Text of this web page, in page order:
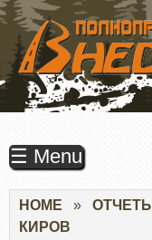
ПЕРЕЙТИ
ОСНОВНОМУ
СОДЕРЖАНИЮ
☰ Menu
Строка
навигации
HOME ОТЧЕТЫ
КИРОВ